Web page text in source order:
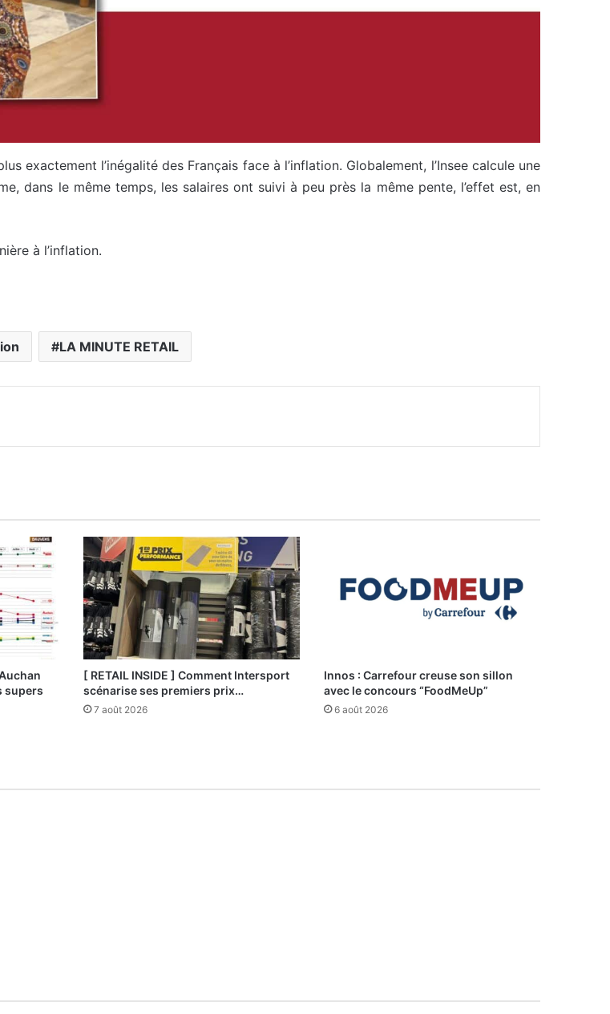
exactement l’inégalité des Français face à l’inflation. Globalement, l’Insee calcule une
dans le même temps, les salaires ont suivi à peu près la même pente, l’effet est, en
à l’inflation.
LA MINUTE RETAIL
supers
[ RETAIL INSIDE ] Comment Intersport
scénarise ses premiers prix…
7 août 2026
Innos : Carrefour creuse son sillon
avec le concours “FoodMeUp”
6 août 2026